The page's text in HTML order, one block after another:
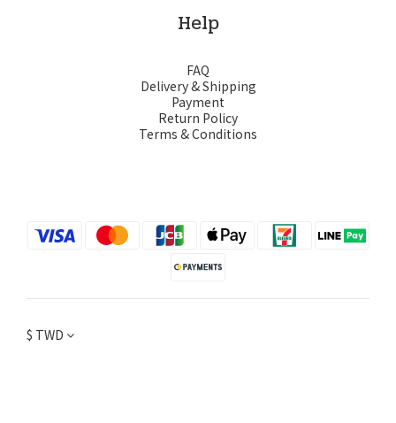
Help
FAQ
Delivery & Shipping
Payment
Return Policy
Terms & Conditions
$ TWD